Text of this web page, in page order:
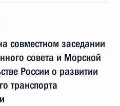
совместном заседании
совета и Морской
России о развитии
транспорта